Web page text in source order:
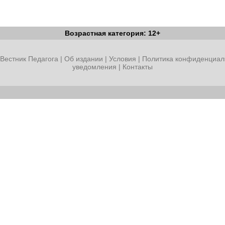
Возрастная категория: 12+
Вестник Педагога | Об издании | Условия | Политика
уведомления | Контакты